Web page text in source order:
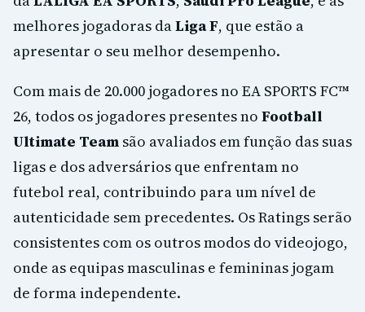
melhores jogadoras daLiga F, que estão a
apresentar o seu melhor desempenho.
Com mais de 20.000 jogadores no EA SPORTS FC™
26, todos os jogadores presentes no Football
Ultimate Team são avaliados em função das suas
ligas e dos adversários que enfrentam no
futebol real, contribuindo para um nível de
autenticidade sem precedentes. Os Ratings serão
consistentes com os outros modos do videojogo,
onde as equipas masculinas e femininas jogam
de forma independente.